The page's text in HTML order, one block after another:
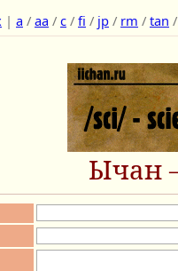
| a / aa / c / fi / jp / rm / tan /
Ычан